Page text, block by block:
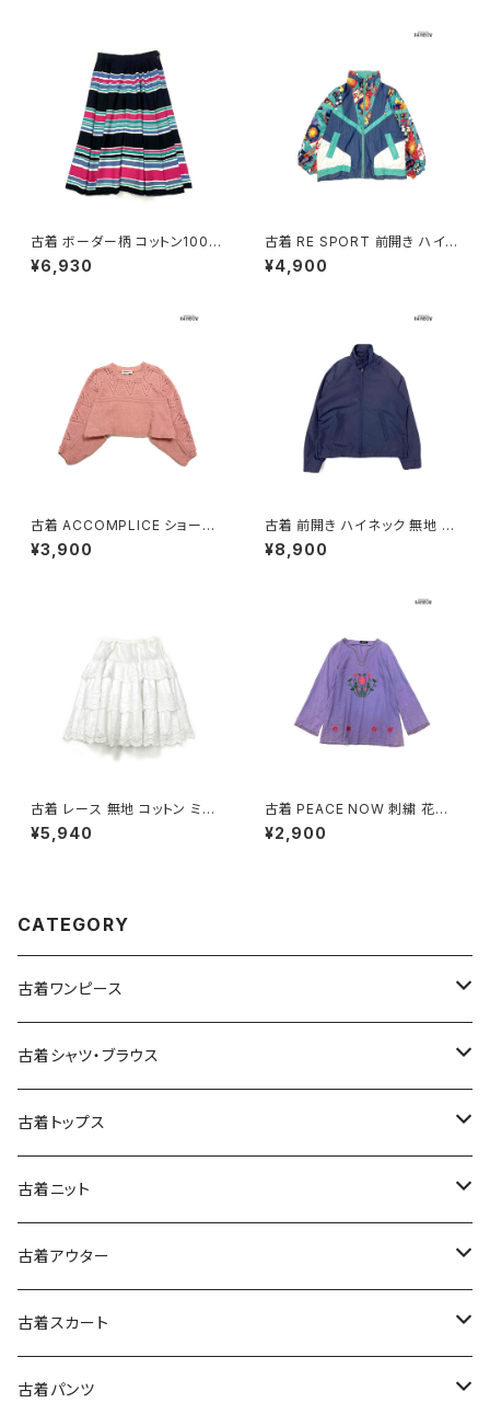
古着 ボーダー柄 コットン100％
膝丈 スカート 黒 ピンク (ba26
07008)
¥6,930
古着 RE SPORT 前開き ハイ
ネック 総柄 ナイロン 長袖 アウ
ター ヘビージャケット 緑 紺 (tt
¥4,900
古着 ACCOMPLICE ショート
丈 アメリカ製 無地 長袖 ニット
セーター ピンク (ttu2501058)
¥3,900
古着 前開き ハイネック 無地 長
袖 アウター ライトジャケット 紺
(ttu2509089)
¥8,900
古着 レース 無地 コットン ミニ
丈 ティアード スカート 白 (ba2
607001)
¥5,940
古着 PEACE NOW 刺繍 花柄
コットン 長袖 ブラウス 紫 (ttu2
501035)
¥2,900
CATEGORY
古着ワンピース
古着長袖ワンピース
古着半袖ワンピース
古着ノースリーブワンピース
古着キャミソールワンピース
古着ベアトップワンピース
古着オールインワン
古着シャツ・ブラウス
古着長袖シャツ・ブラウス
古着半袖シャツ・ブラウス
古着ノースリーブシャツ・ブラウス
古着トップス
古着スウェット&パーカー
古着スウェット
古着パーカー
古着プルオーバー
古着長袖プルオーバー
古着半袖プルオーバー
古着Ｔシャツ
古着長袖Ｔシャツ
古着ベスト
古着ニット
古着セーター
古着カーディガン
古着半袖ニット
古着アウター
古着ライトジャケット
古着ライトコート
古着スカート
古着ロング丈スカート (丈76cm-)
古着パンツ